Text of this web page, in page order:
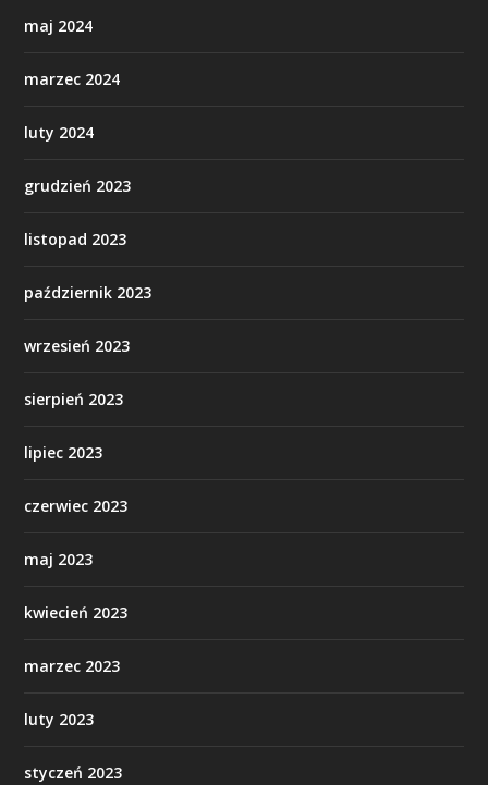
maj 2024
marzec 2024
luty 2024
grudzień 2023
listopad 2023
październik 2023
wrzesień 2023
sierpień 2023
lipiec 2023
czerwiec 2023
maj 2023
kwiecień 2023
marzec 2023
luty 2023
styczeń 2023